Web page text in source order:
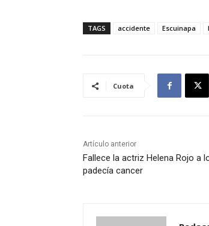
TAGS accidente Escuinapa
Cuota
Artículo anterior
Fallece la actriz Helena Rojo a
padecía cancer